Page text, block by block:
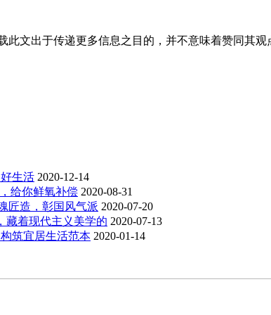
此文出于传递更多信息之目的，并不意味着赞同其
生活 2020-12-14
给你鲜氧补偿 2020-08-31
匠造，彰国风气派 2020-07-20
藏着现代主义美学的 2020-07-13
筑宜居生活范本 2020-01-14